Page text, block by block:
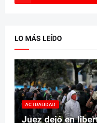
LO MÁS LEÍDO
ACTUALIDAD
Juez dejó en